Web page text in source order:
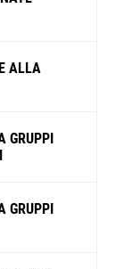
ALLA
GRUPPI
GRUPPI